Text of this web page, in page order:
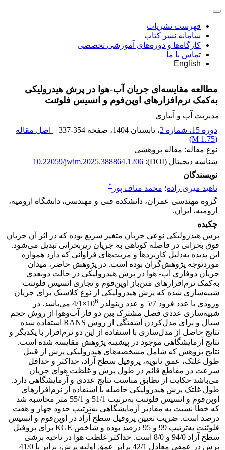
فهرست نشریات
سامانه نشر کتاب
کارگاه‌ها و دوره‌های آموزشی تخصصی
تماس با ما
English
مطالعه مقایسه‌ای جریان آب-هوا در پرش هیدرولیکی
به‌کمک نرم‌افزارهای اوپن‌فوم و انسیس فلوئنت
مدیریت آب و آبیاری
دوره 15، شماره 2
، تابستان 1404 ، صفحه 337-354
اصل مقاله
(
1.75 M
)
نوع مقاله: مقاله پژوهشی
شناسه دیجیتال (DOI):
10.22059/jwim.2025.388864.1206
نویسندگان
ناهید میری زاده؛ محمد مناف پور *
گروه مهندسی عمران، دانشکده فنی و مهندسی، دانشگاه ارومیه،
ارومیه، ایران.
چکیده
پرش هیدرولیکی نوعی جریان متغیر سریع بوده که در اثر آن جریان
فوق بحرانی در فاصله کوتاهی به جریان زیربحرانی تبدیل می‌شود.
این پدیده به‌دلیل کاربردها و مزیت‌های فراوانی که دارد همواره
موردتوجه پژوهش‌گران بوده است. در پژوهش حاضر، میدان
جریان دوفازی آب- هوا در پرش هیدرولیکی در حالت دوبعدی
به‌کمک نرم‌افزارهای متن‌باز اوپن‌فوم و تجاری انسیس فلوئنت
شبیه‌سازی شده که پرش هیدرولیکی از نوع کلاسیک برای جریان
ورودی با عدد فرود 5/7 و عدد رینولدز 10
6
×4/1 می‌باشد. در
شبیه‌سازی عددی فصل مشترک بین دو فاز آب‌وهوا از روش حجم
سیال و برای مدل‌کردن آشفتگی از روش RANS استفاده شده
نتایج حاصل از مدل‌سازی با استفاده از این دو نرم‌افزار با یکدیگر و
نتایج آزمایشگاهی موجود در پیشینه پژوهش مقایسه شده است.
نتایج پژوهش که شامل مشخصه‌های هیدرولیکی پرش از قبیل
طول غلتک، عمق ثانویه، پروفیل سطح آزاد، حداکثر و حداقل
سرعت در مقاطع قائم در طول پرش و غلظت هوای جریان
می‌باشد حکایت از تطابق مناسب نتایج عددی و آزمایشگاهی دارد.
طول غلتک پرش هیدرولیکی حاصله با استفاده از نرم‌افزارهای
اوپن‌فوم و انسیس فلوئنت به‌ترتیب 51/1 و 55/1 متر محاسبه شد
که خطا نسبت به مقادیر آزمایشگاهی به‌ترتیب حدود چهار و هفت
درصد است. ضریب تعیین پروفیل سطح آزاد در اوپن‌فوم و انسیس
فلوئنت به‌ترتیب 99 و 95 درصد بوده و شاخص KGE برای پروفیل
سطح آزاد 94/0 و 8/0 است. حداکثر غلظت هوا در ناحیه برشی
پرش در عمقی معادل 42/1 برابر عمق اولیه پرش، برابر با 41/0